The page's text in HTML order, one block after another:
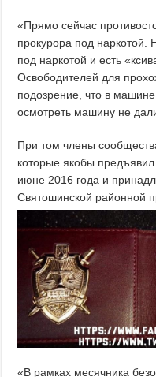
«Прямо сейчас
прокурора под наркотой.
под наркотой и есть
Освободителей для
подозрение, что в
осмотреть машину не
При том члены
которые якобы
июне 2016 года и
Святошинской районной
«В рамках месячника